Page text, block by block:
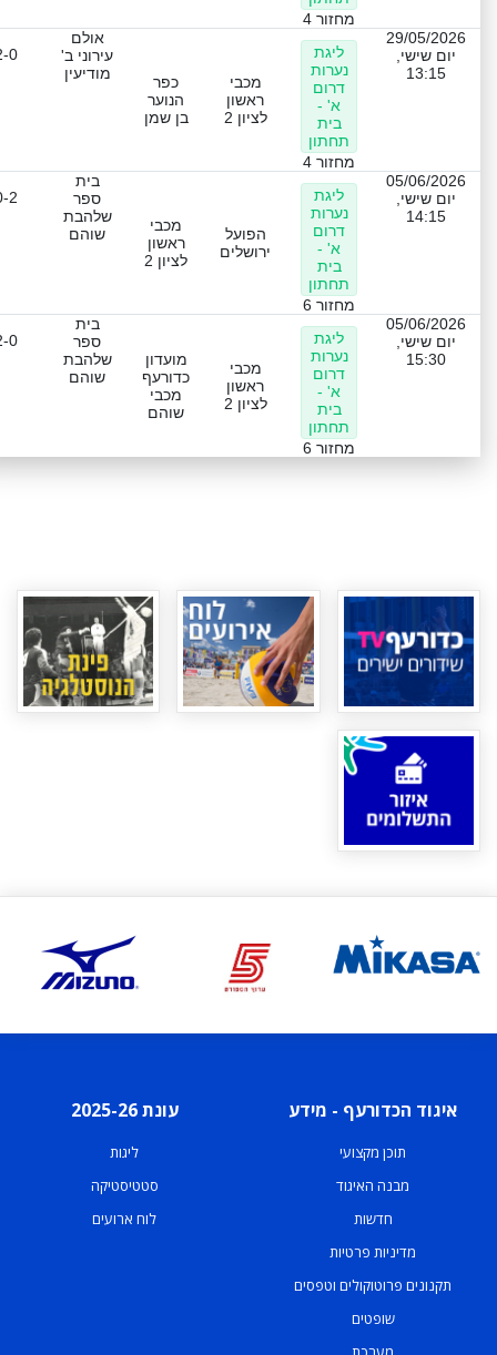
מחזור 4
29/05/2026
יום שישי,
13:15
ליגת
נערות
דרום
א' -
בית
תחתון
מחזור 4
מכבי
ראשון
לציון 2
כפר
הנוער
בן שמן
אולם
עירוני ב'
מודיעין
0
05/06/2026
יום שישי,
14:15
ליגת
נערות
דרום
א' -
בית
תחתון
מחזור 6
הפועל
ירושלים
מכבי
ראשון
לציון 2
בית
ספר
שלהבת
שוהם
2
05/06/2026
יום שישי,
15:30
ליגת
נערות
דרום
א' -
בית
תחתון
מחזור 6
מכבי
ראשון
לציון 2
מועדון
כדורעף
מכבי
שוהם
בית
ספר
שלהבת
שוהם
0
איגוד הכדורעף - מידע
תוכן מקצועי
מבנה האיגוד
חדשות
מדיניות פרטיות
תקנונים פרוטוקולים וטפסים
שופטים
עונת 2025-26
ליגות
סטטיסטיקה
לוח ארועים